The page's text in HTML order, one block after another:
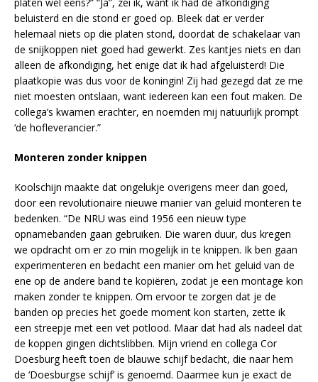
beluisterd en die stond er goed op. Bleek dat er verder
helemaal niets op die platen stond, doordat de schakelaar van
de snijkoppen niet goed had gewerkt. Zes kantjes niets en dan
alleen de afkondiging, het enige dat ik had afgeluisterd! Die
plaatkopie was dus voor de koningin! Zij had gezegd dat ze me
niet moesten ontslaan, want iedereen kan een fout maken. De
collega’s kwamen erachter, en noemden mij natuurlijk prompt
‘de hofleverancier.”
Monteren zonder knippen
Koolschijn maakte dat ongelukje overigens meer dan goed,
door een revolutionaire nieuwe manier van geluid monteren te
bedenken. “De NRU was eind 1956 een nieuw type
opnamebanden gaan gebruiken. Die waren duur, dus kregen
we opdracht om er zo min mogelijk in te knippen. Ik ben gaan
experimenteren en bedacht een manier om het geluid van de
ene op de andere band te kopiëren, zodat je een montage kon
maken zonder te knippen. Om ervoor te zorgen dat je de
banden op precies het goede moment kon starten, zette ik
een streepje met een vet potlood. Maar dat had als nadeel dat
de koppen gingen dichtslibben. Mijn vriend en collega Cor
Doesburg heeft toen de blauwe schijf bedacht, die naar hem
de ‘Doesburgse schijf’ is genoemd. Daarmee kun je exact de